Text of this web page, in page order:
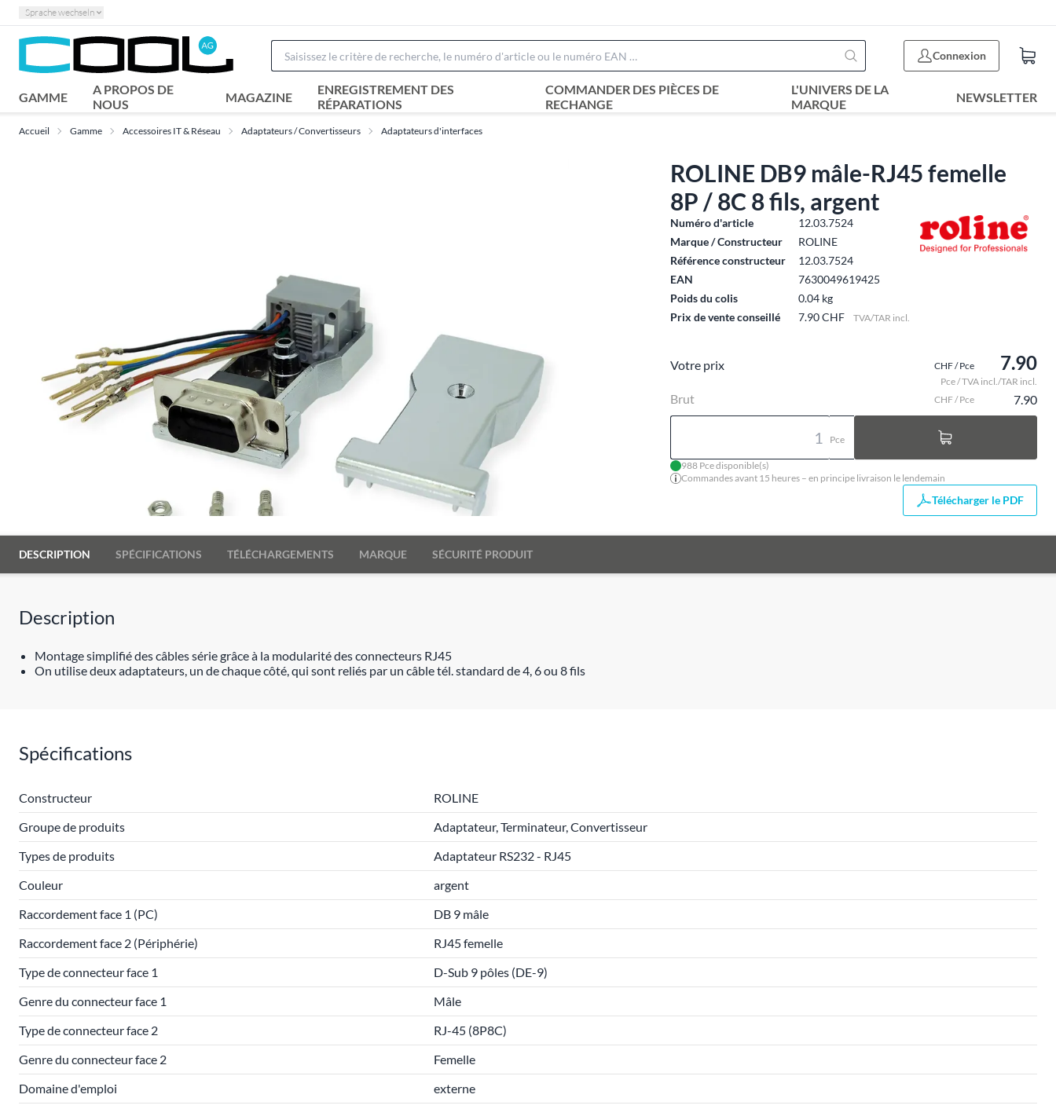
Sprache wechseln
Connexion
GAMME
A PROPOS DE
NOUS
MAGAZINE
ENREGISTREMENT DES
RÉPARATIONS
COMMANDER DES PIÈCES DE
RECHANGE
L'UNIVERS DE LA
MARQUE
NEWSLETTER
Accueil Gamme Accessoires IT & Réseau Adaptateurs / Convertisseurs Adaptateurs d'interfaces
ROLINE DB9 mâle-RJ45 femelle
8P / 8C 8 fils, argent
Numéro d'article
12.03.7524
Marque / Constructeur
ROLINE
Référence constructeur
12.03.7524
EAN
7630049619425
Poids du colis
0.04 kg
Prix de vente conseillé
7.90 CHF TVA/TAR incl.
Votre prix CHF / Pce 7.90
Pce / TVA incl./TAR incl.
Brut CHF / Pce 7.90
Pce
988 Pce disponible(s)
Commandes avant 15 heures – en principe livraison le lendemain
Télécharger le PDF
DESCRIPTION SPÉCIFICATIONS TÉLÉCHARGEMENTS MARQUE SÉCURITÉ PRODUIT
Description
Montage simplifié des câbles série grâce à la modularité des connecteurs RJ45
On utilise deux adaptateurs, un de chaque côté, qui sont reliés par un câble tél. standard de 4, 6 ou 8 fils
Spécifications
Constructeur
ROLINE
Groupe de produits
Adaptateur, Terminateur, Convertisseur
Types de produits
Adaptateur RS232 - RJ45
Couleur
argent
Raccordement face 1 (PC)
DB 9 mâle
Raccordement face 2 (Périphérie)
RJ45 femelle
Type de connecteur face 1
D-Sub 9 pôles (DE-9)
Genre du connecteur face 1
Mâle
Type de connecteur face 2
RJ-45 (8P8C)
Genre du connecteur face 2
Femelle
Domaine d'emploi
externe